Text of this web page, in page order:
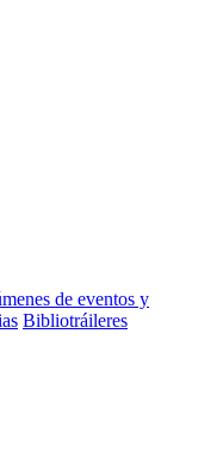
de eventos y
Bibliotráileres